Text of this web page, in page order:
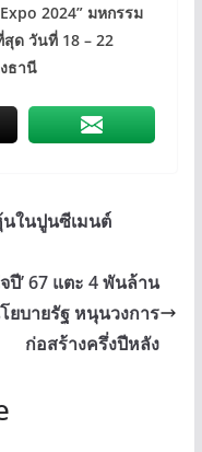
Expo 2024” มหกรรม
สุด วันที่ 18 – 22
ธานี
ในปูนซีเมนต์
ปี’ 67 แตะ 4 พันล้าน
ยบายรัฐ หนุนวงการ
ก่อสร้างครึ่งปีหลัง